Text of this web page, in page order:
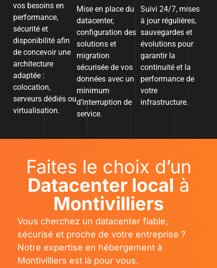
vos besoins en
performance,
sécurité et
disponibilité afin
de concevoir une
architecture
adaptée :
colocation,
serveurs dédiés ou
virtualisation.
Mise en place du
datacenter,
configuration des
solutions et
migration
sécurisée de vos
données avec un
minimum
d’interruption de
service.
Suivi 24/7, mises
à jour régulières,
sauvegardes et
évolutions pour
garantir la
continuité et la
performance de
votre
infrastructure.
Faites le choix d’un
Datacenter local à
Montivilliers
Vous cherchez un datacenter fiable,
sécurisé et proche de votre entreprise ?
Notre expertise en hébergement à
Montivilliers est là pour vous.